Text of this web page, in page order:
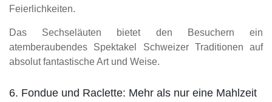
Feierlichkeiten.
Das Sechseläuten bietet den Besuchern ein
atemberaubendes Spektakel Schweizer Traditionen auf
absolut fantastische Art und Weise.
6. Fondue und Raclette: Mehr als nur eine Mahlzeit